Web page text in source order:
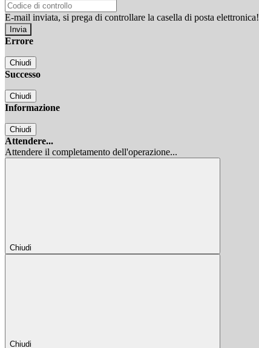
E-mail inviata, si prega di controllare la casella di posta elettronica!
Errore
Chiudi
Successo
Chiudi
Informazione
Chiudi
Attendere...
Attendere il completamento dell'operazione...
Chiudi
Chiudi